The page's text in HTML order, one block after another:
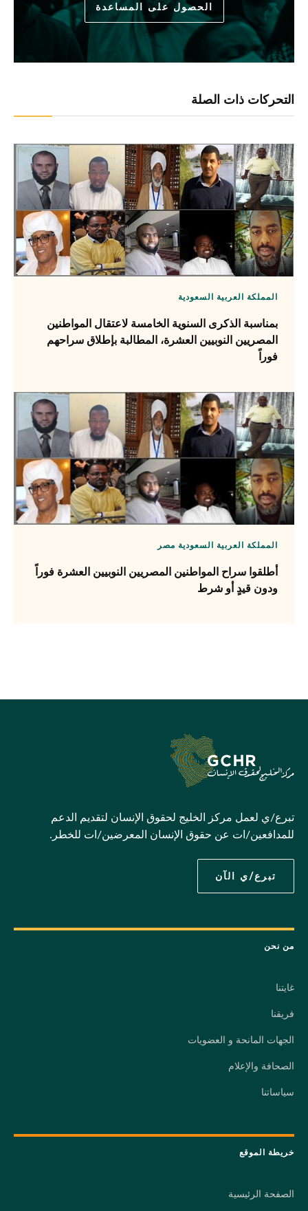
الحصول على المساعدة
التحركات ذات الصلة
المملكة العربية السعودية
بمناسبة الذكرى السنوية الخامسة لاعتقال المواطنين
المصريين النوبيين العشرة، المطالبة بإطلاق سراحهم
فوراً
المملكة العربية السعودية مصر
أطلقوا سراح المواطنين المصريين النوبيين العشرة فوراً
ودون قيدٍ أو شرط
تبرع/ي لعمل مركز الخليج لحقوق الإنسان لتقديم الدعم
للمدافعين/ات عن حقوق الإنسان المعرضين/ات للخطر.
تبرع/ي الآن
من نحن
غايتنا
فريقنا
الجهات المانحة و العضويات
الصحافة والإعلام
سياساتنا
خريطة الموقع
الصفحة الرئيسية